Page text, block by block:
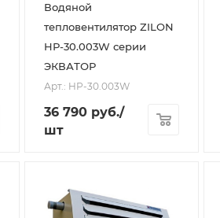
Водяной
тепловентилятор ZILON
HР-30.003W серии
ЭКВАТОР
Арт.: HР-30.003W
36 790 руб./
шт